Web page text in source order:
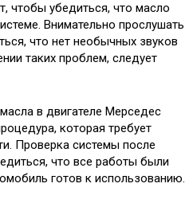
чтобы убедиться, что масло
Внимательно прослушать
что нет необычных звуков
таких проблем, следует
в двигателе Мерседес
которая требует
Проверка системы после
что все работы были
готов к использованию.